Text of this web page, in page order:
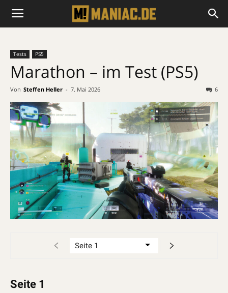
Tests PS5
Marathon – im Test (PS5)
Von Steffen Heller - 7. Mai 2026 6
Seite 1